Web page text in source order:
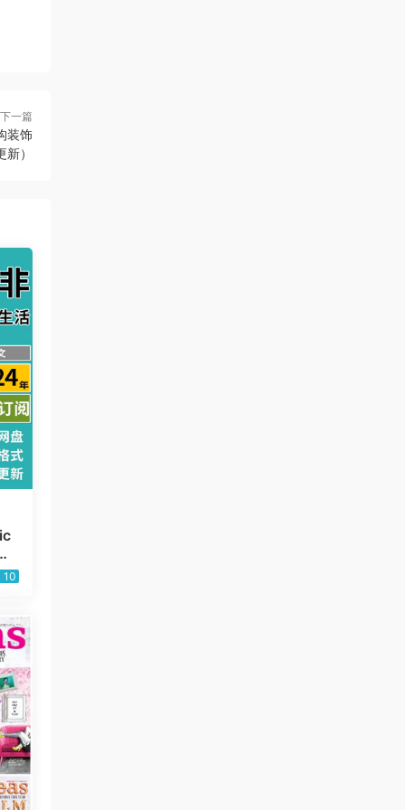
下一篇
装饰
）
10